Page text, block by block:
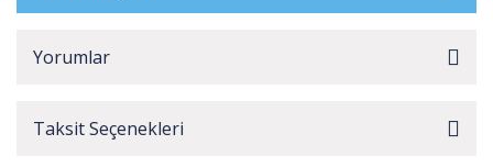
Yorumlar
Taksit Seçenekleri